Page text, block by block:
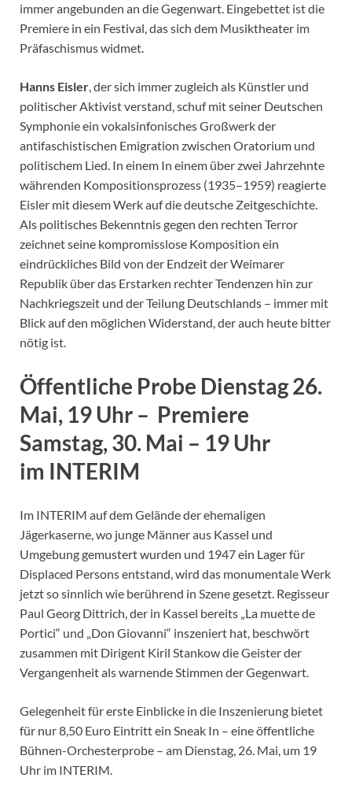
immer angebunden an die Gegenwart. Eingebettet ist die
Premiere in ein Festival, das sich dem Musiktheater im
Präfaschismus widmet.
Hanns Eisler, der sich immer zugleich als Künstler und
politischer Aktivist verstand, schuf mit seiner Deutschen
Symphonie ein vokalsinfonisches Großwerk der
antifaschistischen Emigration zwischen Oratorium und
politischem Lied. In einem In einem über zwei Jahrzehnte
währenden Kompositionsprozess (1935–1959) reagierte
Eisler mit diesem Werk auf die deutsche Zeitgeschichte.
Als politisches Bekenntnis gegen den rechten Terror
zeichnet seine kompromisslose Komposition ein
eindrückliches Bild von der Endzeit der Weimarer
Republik über das Erstarken rechter Tendenzen hin zur
Nachkriegszeit und der Teilung Deutschlands – immer mit
Blick auf den möglichen Widerstand, der auch heute bitter
nötig ist.
Öffentliche Probe Dienstag 26.
Mai, 19 Uhr – Premiere
Samstag, 30. Mai – 19 Uhr
im INTERIM
Im INTERIM auf dem Gelände der ehemaligen
Jägerkaserne, wo junge Männer aus Kassel und
Umgebung gemustert wurden und 1947 ein Lager für
Displaced Persons entstand, wird das monumentale Werk
jetzt so sinnlich wie berührend in Szene gesetzt. Regisseur
Paul Georg Dittrich, der in Kassel bereits „La muette de
Portici“ und „Don Giovanni“ inszeniert hat, beschwört
zusammen mit Dirigent Kiril Stankow die Geister der
Vergangenheit als warnende Stimmen der Gegenwart.
Gelegenheit für erste Einblicke in die Inszenierung bietet
für nur 8,50 Euro Eintritt ein Sneak In – eine öffentliche
Bühnen-Orchesterprobe – am Dienstag, 26. Mai, um 19
Uhr im INTERIM.